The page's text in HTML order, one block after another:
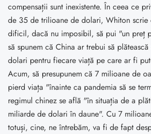
compensații sunt inexistente. În ceea ce
de 35 de trilioane de dolari, Whiton scrie
dificil, dacă nu imposibil, să pui "un preț
să spunem că China ar trebui să
dolari pentru fiecare viață pe care ar fi
Acum, să presupunem că 7 milioane de
pierd viața "înainte ca pandemia să se
regimul chinez se află "în situația de a
miliarde de dolari în daune". Cu 7
totuși, cine, ne întrebăm, va fi de fapt